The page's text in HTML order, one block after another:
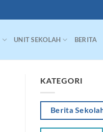
UNIT SEKOLAH BERITA
KATEGORI
Berita